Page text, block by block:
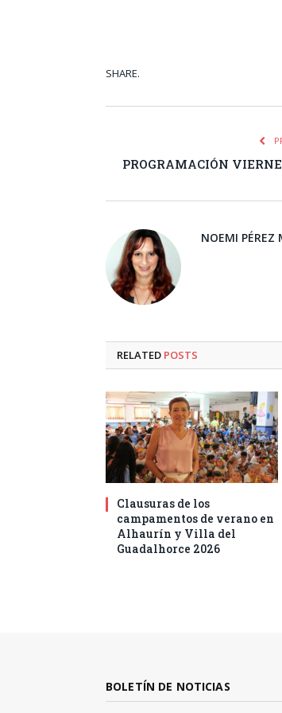
SHARE.
PROGRAMACIÓN
NOEMI PÉREZ
RELATED POSTS
Clausuras de los
campamentos de verano en
Alhaurín y Villa del
Guadalhorce 2026
BOLETÍN DE NOTICIAS